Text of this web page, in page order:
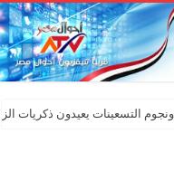
التسعينات يعيدون ذكريات